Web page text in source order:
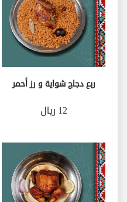
ربع دجاج شواية و رز أحمر
12 ريال